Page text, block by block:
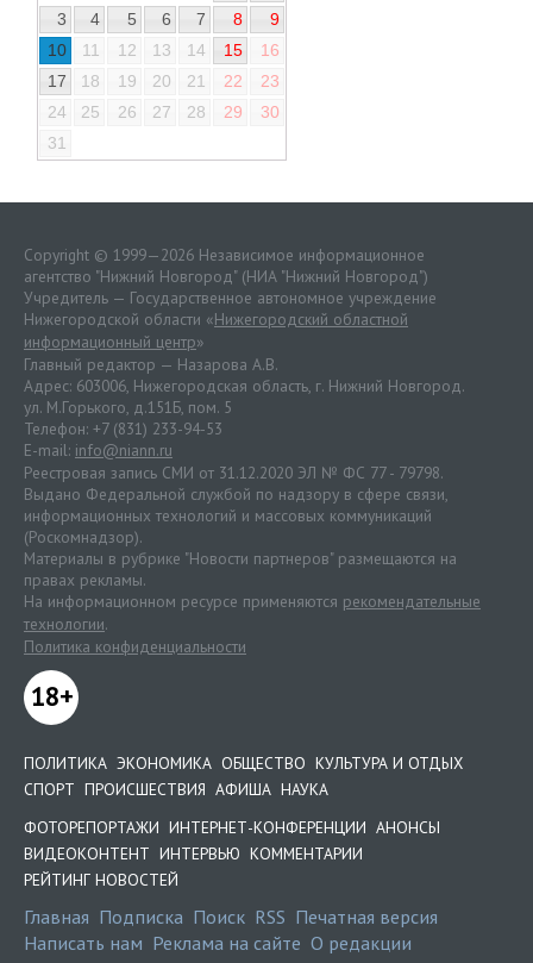
3
4 5 6 7 8
9
10
11 12 13 14 15
16
17
18 19 20 21 22
23
24
25 26 27 28 29
30
31
Copyright © 1999—2026 Независимое информационное
агентство "Нижний Новгород" (НИА "Нижний Новгород")
Учредитель — Государственное автономное учреждение
Нижегородской области «Нижегородский областной
информационный центр»
Главный редактор — Назарова А.В.
Адрес: 603006, Нижегородская область, г. Нижний Новгород.
ул. М.Горького, д.151Б, пом. 5
Телефон: +7 (831) 233-94-53
E-mail: info@niann.ru
Реестровая запись СМИ от 31.12.2020 ЭЛ № ФС 77 - 79798.
Выдано Федеральной службой по надзору в сфере связи,
информационных технологий и массовых коммуникаций
(Роскомнадзор).
Материалы в рубрике "Новости партнеров" размещаются на
правах рекламы.
На информационном ресурсе применяются рекомендательные
технологии.
Политика конфиденциальности
18+
ПОЛИТИКА ЭКОНОМИКА ОБЩЕСТВО КУЛЬТУРА И ОТДЫХ
СПОРТ ПРОИСШЕСТВИЯ АФИША НАУКА
ФОТОРЕПОРТАЖИ ИНТЕРНЕТ-КОНФЕРЕНЦИИ АНОНСЫ
ВИДЕОКОНТЕНТ ИНТЕРВЬЮ КОММЕНТАРИИ
РЕЙТИНГ НОВОСТЕЙ
Главная Подписка Поиск RSS Печатная версия
Написать нам Реклама на сайте О редакции